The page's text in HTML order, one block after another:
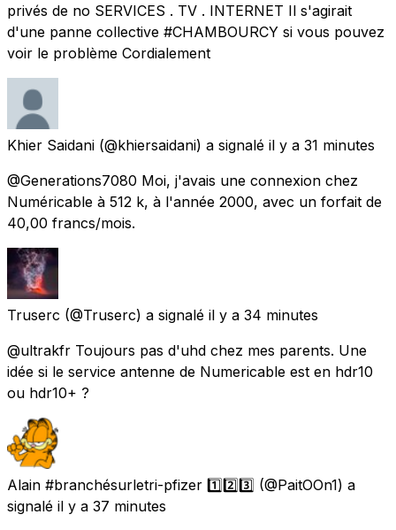
privés de no SERVICES . TV . INTERNET Il s'agirait
d'une panne collective #CHAMBOURCY si vous pouvez
voir le problème Cordialement
Khier Saidani (@khiersaidani) a signalé il y a 31 minutes
@Generations7080 Moi, j'avais une connexion chez
Numéricable à 512 k, à l'année 2000, avec un forfait de
40,00 francs/mois.
Truserc (@Truserc) a signalé il y a 34 minutes
@ultrakfr Toujours pas d'uhd chez mes parents. Une
idée si le service antenne de Numericable est en hdr10
ou hdr10+ ?
Alain #branchésurletri-pfizer 1️⃣2️⃣3️⃣ (@PaitOOn1) a
signalé il y a 37 minutes